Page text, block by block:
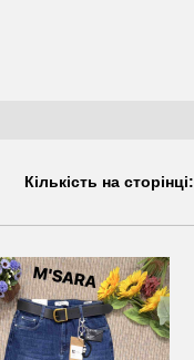
Кількість на сторінці: